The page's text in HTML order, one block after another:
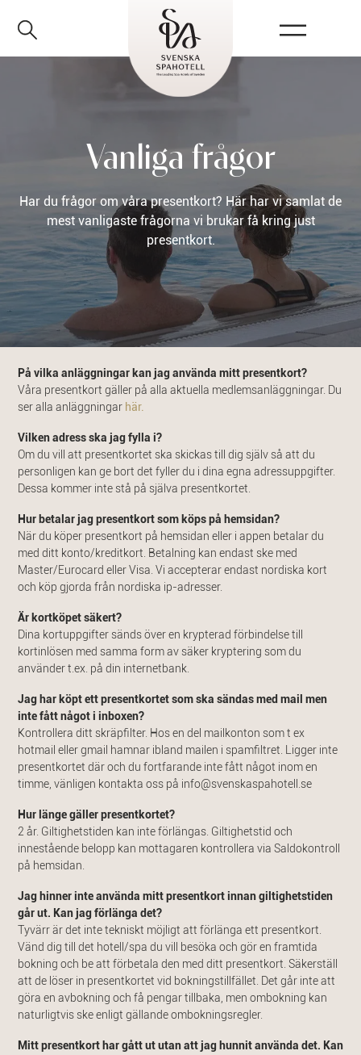
Vanliga frågor
Har du frågor om våra presentkort? Här har vi samlat de
mest vanligaste frågorna vi brukar få kring just
presentkort.
På vilka anläggningar kan jag använda mitt presentkort?
Våra presentkort gäller på alla aktuella medlemsanläggningar. Du
ser alla anläggningar här.
Vilken adress ska jag fylla i?
Om du vill att presentkortet ska skickas till dig själv så att du
personligen kan ge bort det fyller du i dina egna adressuppgifter.
Dessa kommer inte stå på själva presentkortet.
Hur betalar jag presentkort som köps på hemsidan?
När du köper presentkort på hemsidan eller i appen betalar du
med ditt konto/kreditkort. Betalning kan endast ske med
Master/Eurocard eller Visa. Vi accepterar endast nordiska kort
och köp gjorda från nordiska ip-adresser.
Är kortköpet säkert?
Dina kortuppgifter sänds över en krypterad förbindelse till
kortinlösen med samma form av säker kryptering som du
använder t.ex. på din internetbank.
Jag har köpt ett presentkortet som ska sändas med mail men
inte fått något i inboxen?
Kontrollera ditt skräpfilter. Hos en del mailkonton som t ex
hotmail eller gmail hamnar ibland mailen i spamfiltret. Ligger inte
presentkortet där och du fortfarande inte fått något inom en
timme, vänligen kontakta oss på info@svenskaspahotell.se
Hur länge gäller presentkortet?
2 år. Giltighetstiden kan inte förlängas. Giltighetstid och
innestående belopp kan mottagaren kontrollera via Saldokontroll
på hemsidan.
Jag hinner inte använda mitt presentkort innan giltighetstiden
går ut. Kan jag förlänga det?
Tyvärr är det inte tekniskt möjligt att förlänga ett presentkort.
Vänd dig till det hotell/spa du vill besöka och gör en framtida
bokning och be att förbetala den med ditt presentkort. Säkerställ
att de löser in presentkortet vid bokningstillfället. Det går inte att
göra en avbokning och få pengar tillbaka, men ombokning kan
naturligtvis ske enligt gällande ombokningsregler.
Mitt presentkort har gått ut utan att jag hunnit använda det. Kan